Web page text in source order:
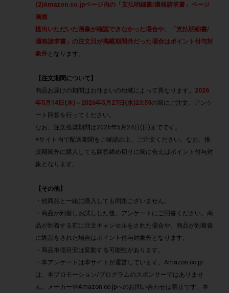
(2)Amazon.co.jpページ内の「支払明細書/適格請求書」ページ
画面
提出いただいた画像が確認できなかった場合や、「支払明細書/
適格請求書」の注文日が掲載期間外だった場合はポイント付与対
象外となります。
【注文期間について】
商品お届けの期間はお住まいの地域によって異なります。 2026
年5月14日(木)～2026年5月27日(水)23:59の間にご注文、アンケ
ート回答を行ってください。
なお、注文推奨期間は2026年5月24日(日)までです。
※サイト内で配送期間をご確認の上、ご注文ください。なお、推
奨期間外に購入しても回答締め切りに間に合えばポイント付与対
象となります。
【その他】
・他商品と一緒に購入しても問題ございません。
・商品が到着しお試しした後、アンケートにご回答ください。商
品が到着する前に注文キャンセルをされた場合や、商品が到着後
に返品をされた場合はポイント付与対象外となります。
・商品単価目安は変動する可能性があります。
・本アンケートは本サイトが運営しています。Amazon.co.jp
は、本プロモーション/プログラムのスポンサーではありませ
ん。メーカーやAmazon.co.jpへのお問い合わせは禁止です。本